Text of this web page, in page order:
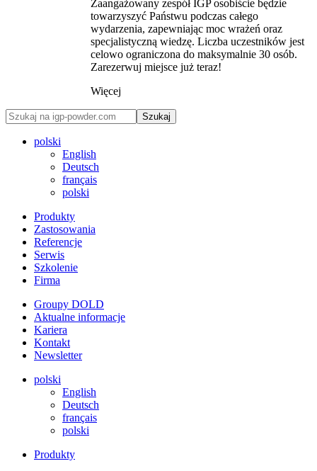
Zaangażowany zespół IGP osobiście będzie
towarzyszyć Państwu podczas całego
wydarzenia, zapewniając moc wrażeń oraz
specjalistyczną wiedzę. Liczba uczestników jest
celowo ograniczona do maksymalnie 30 osób.
Zarezerwuj miejsce już teraz!
Więcej
Szukaj
polski
English
Deutsch
français
polski
Produkty
Zastosowania
Referencje
Serwis
Szkolenie
Firma
Groupy DOLD
Aktualne informacje
Kariera
Kontakt
Newsletter
polski
English
Deutsch
français
polski
Produkty